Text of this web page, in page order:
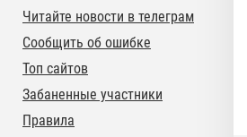
Читайте новости в телеграм
Сообщить об ошибке
Топ сайтов
Забаненные участники
Правила